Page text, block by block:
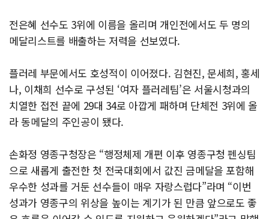
전은혜 선수도 3위에 이름을 올리며 개인전에서도 두 명의
메달리스트를 배출하는 저력을 선보였다.
플러레 부문에서도 호성적이 이어졌다. 김현진, 문세희, 홍세
나, 이채희 선수로 구성된 ‘여자 플러레팀’은 서울시청과의
치열한 접전 끝에 29대 34로 아깝게 패하며 단체전 3위에 올
라 동메달의 주인공이 됐다.
손화정 영종구청장은 “행정체제 개편 이후 영종구청 펜싱팀
으로 새롭게 출전한 첫 전국대회에서 값진 금메달을 포함해
우수한 성과를 거둔 선수들이 매우 자랑스럽다”라며 “이번
성과가 영종구의 위상을 높이는 계기가 된 만큼 앞으로도 좋